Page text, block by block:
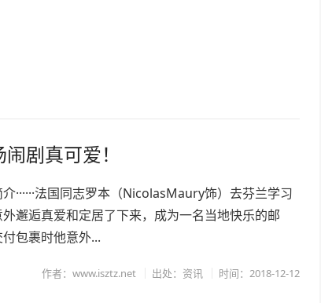
剧真可爱！
······法国同志罗本（NicolasMaury饰）去芬兰学习
邂逅真爱和定居了下来，成为一名当地快乐的邮
包裹时他意外...
作者：www.isztz.net 出处：资讯 时间：2018-12-12